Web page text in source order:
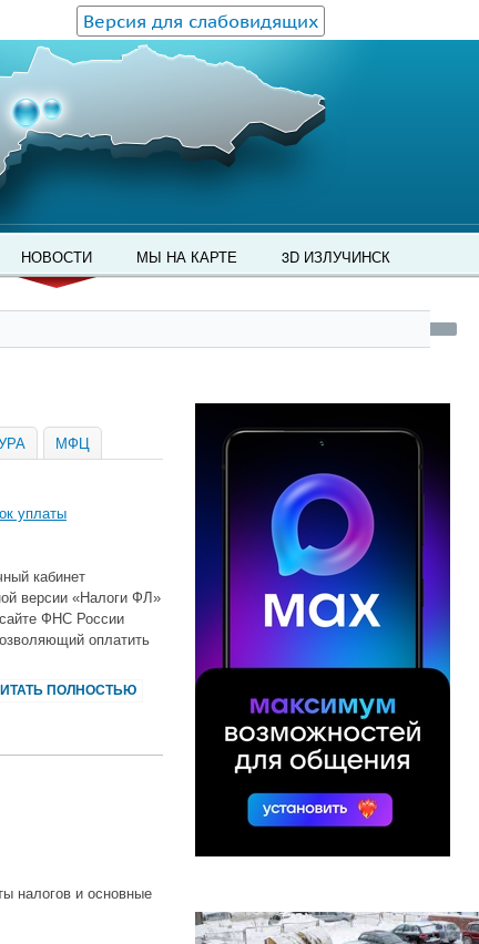
Версия для слабовидящих
НОВОСТИ МЫ НА КАРТЕ 3D ИЗЛУЧИНСК
МФЦ
уплаты
кабинет
версии «Налоги ФЛ»
ФНС России
оплатить
ПОЛНОСТЬЮ
налогов и основные